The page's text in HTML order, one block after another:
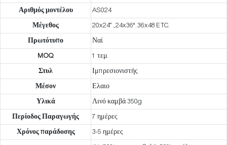
Αριθμός μοντέλου
AS024
Μέγεθος
20x24” ,24x36".36x48 ETC.
Πρωτότυπο
Ναί
MOQ
1 τεμ.
Στυλ
Ιμπρεσιονιστής
Μέσον
Ελαιο
Υλικά
Λινό καμβά 350g
Περίοδος Παραγωγής
7 ημέρες
Χρόνος παράδοσης
3-5 ημέρες